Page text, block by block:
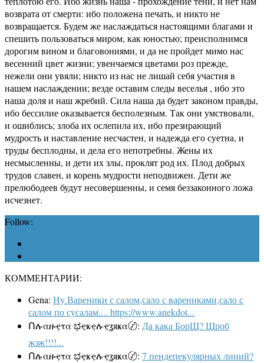
возврата от смерти: ибо положена печать, и никто не
возвращается. Будем же наслаждаться настоящими благами и
спешить пользоваться миром, как юностью; преисполнимся
дорогим вином и благовониями, и да не пройдет мимо нас
весенний цвет жизни; увенчаемся цветами роз прежде,
нежели они увяли; никто из нас не лишай себя участия в
нашем наслаждении; везде оставим следы веселья , ибо это
наша доля и наш жребий. Сила наша да будет законом правды,
ибо бессилие оказывается бесполезным. Так они умствовали,
и ошиблись; злоба их ослепила их, ибо презирающий
мудрость и наставление несчастен, и надежда его суетна, и
труды бесплодны, и дела его непотребны. Жены их
несмысленны, и дети их злы, проклят род их. Плод добрых
трудов славен, и корень мудрости неподвижен. Дети же
прелюбодеев будут несовершенны, и семя беззаконного ложа
исчезнет.
Follow:
КОММЕНТАРИИ:
Gena: Ну.Вареники с салом,сало с варениками,сало с
салом по сусалам.... https://www.anekdot...
Ոሉαዙҿτα ಭҿҝҿሉҿʓяҝα〄: Да кака БорЩ? Щроб
жэж!!!!...
Ոሉαዙҿτα ಭҿҝҿሉҿʓяҝα〄: 7 пендепекулярных линий?